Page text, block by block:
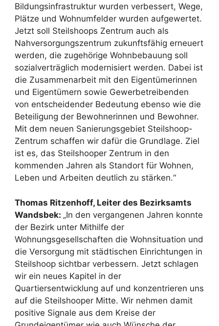
Bildungsinfrastruktur wurden verbessert, Wege,
Plätze und Wohnumfelder wurden aufgewertet.
Jetzt soll Steilshoops Zentrum auch als
Nahversorgungszentrum zukunftsfähig erneuert
werden, die zugehörige Wohnbebauung soll
sozialverträglich modernisiert werden. Dabei ist
die Zusammenarbeit mit den Eigentümerinnen
und Eigentümern sowie Gewerbetreibenden
von entscheidender Bedeutung ebenso wie die
Beteiligung der Bewohnerinnen und Bewohner.
Mit dem neuen Sanierungsgebiet Steilshoop-
Zentrum schaffen wir dafür die Grundlage. Ziel
ist es, das Steilshooper Zentrum in den
kommenden Jahren als Standort für Wohnen,
Leben und Arbeiten deutlich zu stärken.“
Thomas Ritzenhoff, Leiter des Bezirksamts
Wandsbek: „In den vergangenen Jahren konnte
der Bezirk unter Mithilfe der
Wohnungsgesellschaften die Wohnsituation und
die Versorgung mit städtischen Einrichtungen in
Steilshoop sichtbar verbessern. Jetzt schlagen
wir ein neues Kapitel in der
Quartiersentwicklung auf und konzentrieren uns
auf die Steilshooper Mitte. Wir nehmen damit
positive Signale aus dem Kreise der